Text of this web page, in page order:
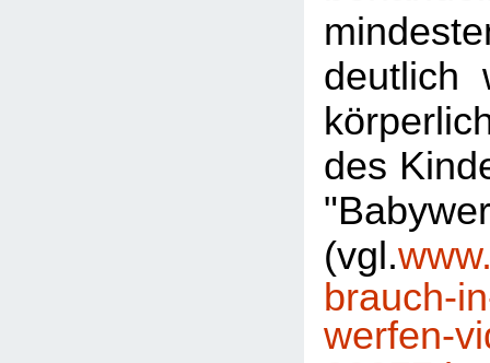
deutlich
des
(vgl.
brauch-
werfen-